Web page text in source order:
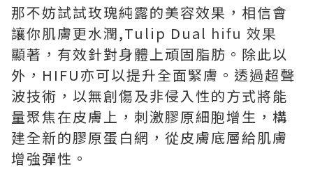
那不妨試試玫瑰純露的美容效果，相信會
讓你肌膚更水潤,Tulip Dual hifu 效果
顯著，有效針對身體上頑固脂肪。除此以
外，HIFU亦可以提升全面緊膚。透過超聲
波技術，以無創傷及非侵入性的方式將能
量聚焦在皮膚上，刺激膠原細胞增生，構
建全新的膠原蛋白網，從皮膚底層給肌膚
增強彈性。